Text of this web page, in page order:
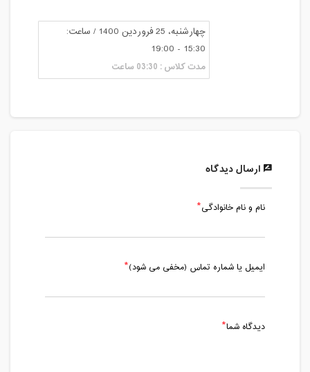
چهارشنبه، 25 فروردین 1400 / ساعت:
15:30 - 19:00
مدت کلاس : 03:30 ساعت
ارسال دیدگاه
نام و نام خانوادگی
ایمیل یا شماره تماس (مخفی می شود)
دیدگاه شما